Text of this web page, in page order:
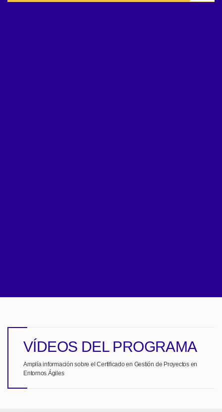
VÍDEOS DEL PROGRAMA
Amplía información sobre el Certificado en Gestión de Proyectos en
Entornos Ágiles